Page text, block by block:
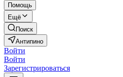
Помощь
Ещё
Поиск
Антипино
Войти
Войти
Зарегистрироваться